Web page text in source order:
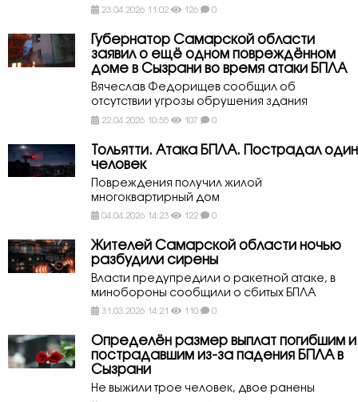
23.04.2026 11:02 126 0
Губернатор Самарской области
заявил о ещё одном повреждённом
доме в Сызрани во время атаки БПЛА
Вячеслав Федорищев сообщил об
отсутствии угрозы обрушения здания
22.04.2026 10:55 107 0
Тольятти. Атака БПЛА. Пострадал один
человек
Повреждения получил жилой
многоквартирный дом
04.04.2026 14:23 122 0
Жителей Самарской области ночью
разбудили сирены
Власти предупредили о ракетной атаке, в
минобороны сообщили о сбитых БПЛА
31.03.2026 14:21 110 0
Определён размер выплат погибшим и
пострадавшим из-за падения БПЛА в
Сызрани
Не выжили трое человек, двое ранены